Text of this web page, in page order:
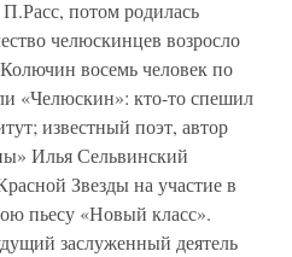
потом родилась
челюскинцев возросло
восемь человек по
«Челюскин»: кто-то спешил
известный поэт, автор
Илья Сельвинский
Звезды на участие в
пьесу «Новый класс».
заслуженный деятель